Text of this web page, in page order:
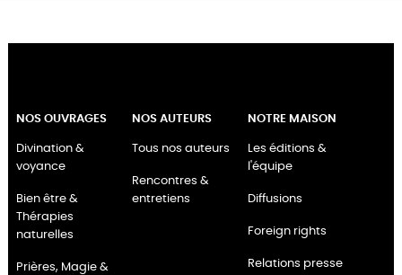
NOS OUVRAGES
Divination &
voyance
Bien être &
Thérapies
naturelles
Prières, Magie &
NOS AUTEURS
Tous nos auteurs
Rencontres &
entretiens
NOTRE MAISON
Les éditions &
l'équipe
Diffusions
Foreign rights
Relations presse